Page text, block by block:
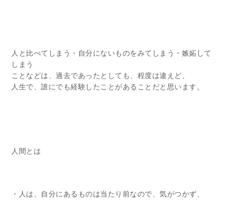
人と比べてしまう・自分にないものをみてしまう・嫉妬して
しまう
ことなどは、過去であったとしても、程度は違えど、
人生で、誰にでも経験したことがあることだと思います。
人間とは
・人は、自分にあるものは当たり前なので、気がつかず、